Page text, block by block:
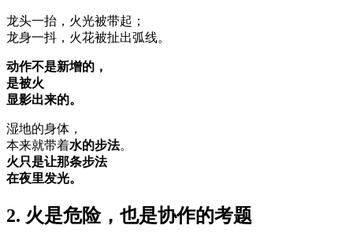
龙头一抬，火光被带起；
龙身一抖，火花被扯出弧线。
动作不是新增的，
是被火
显影出来的。
湿地的身体，
本来就带着水的步法。
火只是让那条步法
在夜里发光。
2. 火是危险，也是协作的考题